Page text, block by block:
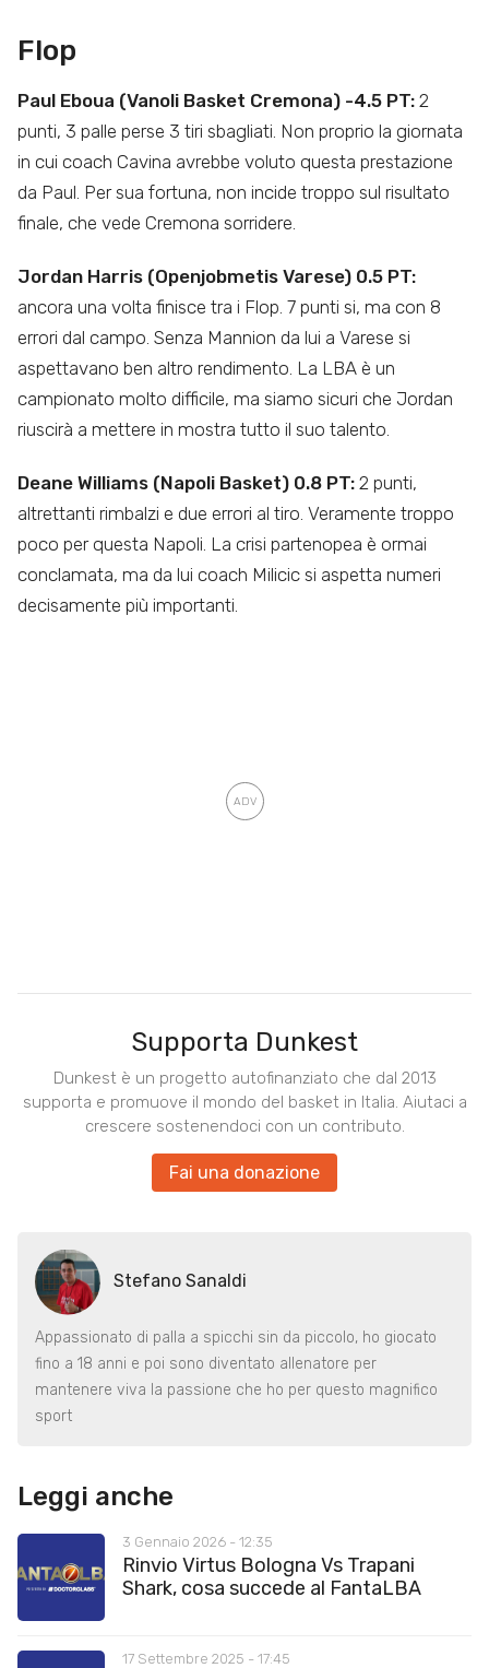
Flop
Paul Eboua (Vanoli Basket Cremona) -4.5 PT: 2
punti, 3 palle perse 3 tiri sbagliati. Non proprio la giornata
in cui coach Cavina avrebbe voluto questa prestazione
da Paul. Per sua fortuna, non incide troppo sul risultato
finale, che vede Cremona sorridere.
Jordan Harris (Openjobmetis Varese) 0.5 PT:
ancora una volta finisce tra i Flop. 7 punti si, ma con 8
errori dal campo. Senza Mannion da lui a Varese si
aspettavano ben altro rendimento. La LBA è un
campionato molto difficile, ma siamo sicuri che Jordan
riuscirà a mettere in mostra tutto il suo talento.
Deane Williams (Napoli Basket) 0.8 PT: 2 punti,
altrettanti rimbalzi e due errori al tiro. Veramente troppo
poco per questa Napoli. La crisi partenopea è ormai
conclamata, ma da lui coach Milicic si aspetta numeri
decisamente più importanti.
Supporta Dunkest
Dunkest è un progetto autofinanziato che dal 2013
supporta e promuove il mondo del basket in Italia. Aiutaci a
crescere sostenendoci con un contributo.
Fai una donazione
Stefano Sanaldi
Appassionato di palla a spicchi sin da piccolo, ho giocato
fino a 18 anni e poi sono diventato allenatore per
mantenere viva la passione che ho per questo magnifico
sport
Leggi anche
3 Gennaio 2026 - 12:35
Rinvio Virtus Bologna Vs Trapani
Shark, cosa succede al FantaLBA
17 Settembre 2025 - 17:45